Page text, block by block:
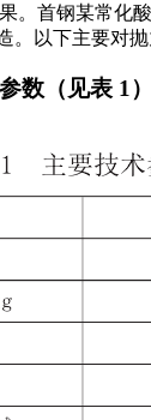
。首钢某常化
。以下主要对
数（见表 1）